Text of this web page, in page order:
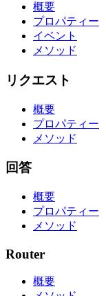
概要
プロパティー
イベント
メソッド
リクエスト
概要
プロパティー
メソッド
回答
概要
プロパティー
メソッド
Router
概要